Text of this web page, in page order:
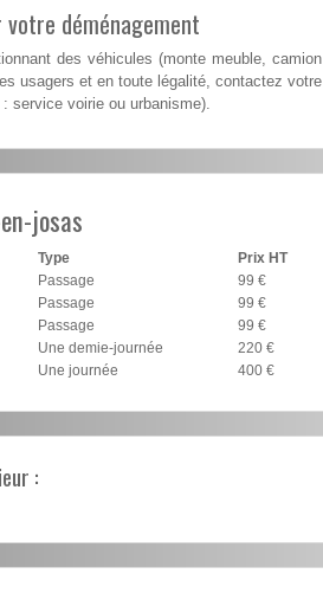
déménagement
des véhicules (monte meuble, camion
usagers et en toute légalité, contactez votre
service voirie ou urbanisme).
josas
Type
Prix HT
Passage
99 €
Passage
99 €
Passage
99 €
Une demie-journée
220 €
Une journée 400 €
: